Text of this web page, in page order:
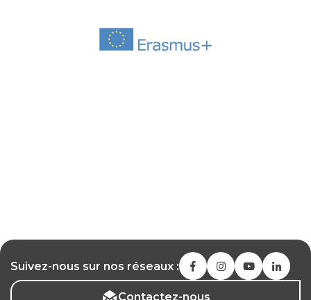
Suivez-nous sur nos réseaux :
Contactez-nous